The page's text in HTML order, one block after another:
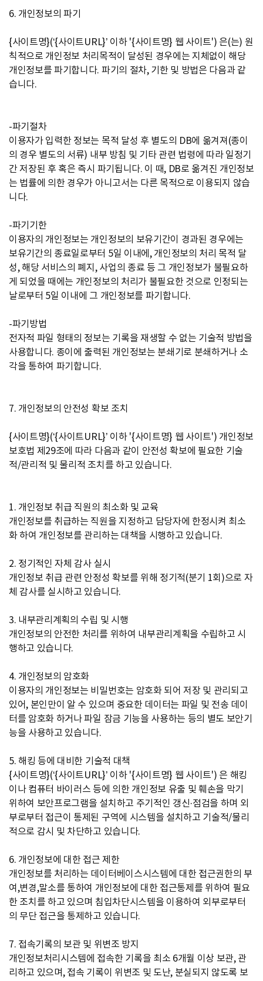
6. 개인정보의 파기
{사이트명}(‘{사이트URL}’ 이하 '{사이트명} 웹 사이트') 은(는) 원
칙적으로 개인정보 처리목적이 달성된 경우에는 지체없이 해당
개인정보를 파기합니다. 파기의 절차, 기한 및 방법은 다음과 같
습니다.
-파기절차
이용자가 입력한 정보는 목적 달성 후 별도의 DB에 옮겨져(종이
의 경우 별도의 서류) 내부 방침 및 기타 관련 법령에 따라 일정기
간 저장된 후 혹은 즉시 파기됩니다. 이 때, DB로 옮겨진 개인정보
는 법률에 의한 경우가 아니고서는 다른 목적으로 이용되지 않습
니다.
-파기기한
이용자의 개인정보는 개인정보의 보유기간이 경과된 경우에는
보유기간의 종료일로부터 5일 이내에, 개인정보의 처리 목적 달
성, 해당 서비스의 폐지, 사업의 종료 등 그 개인정보가 불필요하
게 되었을 때에는 개인정보의 처리가 불필요한 것으로 인정되는
날로부터 5일 이내에 그 개인정보를 파기합니다.
-파기방법
전자적 파일 형태의 정보는 기록을 재생할 수 없는 기술적 방법을
사용합니다. 종이에 출력된 개인정보는 분쇄기로 분쇄하거나 소
각을 통하여 파기합니다.
7. 개인정보의 안전성 확보 조치
{사이트명}(‘{사이트URL}’ 이하 '{사이트명} 웹 사이트') 개인정보
보호법 제29조에 따라 다음과 같이 안전성 확보에 필요한 기술
적/관리적 및 물리적 조치를 하고 있습니다.
1. 개인정보 취급 직원의 최소화 및 교육
개인정보를 취급하는 직원을 지정하고 담당자에 한정시켜 최소
화 하여 개인정보를 관리하는 대책을 시행하고 있습니다.
2. 정기적인 자체 감사 실시
개인정보 취급 관련 안정성 확보를 위해 정기적(분기 1회)으로 자
체 감사를 실시하고 있습니다.
3. 내부관리계획의 수립 및 시행
개인정보의 안전한 처리를 위하여 내부관리계획을 수립하고 시
행하고 있습니다.
4. 개인정보의 암호화
이용자의 개인정보는 비밀번호는 암호화 되어 저장 및 관리되고
있어, 본인만이 알 수 있으며 중요한 데이터는 파일 및 전송 데이
터를 암호화 하거나 파일 잠금 기능을 사용하는 등의 별도 보안기
능을 사용하고 있습니다.
5. 해킹 등에 대비한 기술적 대책
{사이트명}(‘{사이트URL}’ 이하 '{사이트명} 웹 사이트') 은 해킹
이나 컴퓨터 바이러스 등에 의한 개인정보 유출 및 훼손을 막기
위하여 보안프로그램을 설치하고 주기적인 갱신·점검을 하며 외
부로부터 접근이 통제된 구역에 시스템을 설치하고 기술적/물리
적으로 감시 및 차단하고 있습니다.
6. 개인정보에 대한 접근 제한
개인정보를 처리하는 데이터베이스시스템에 대한 접근권한의 부
여,변경,말소를 통하여 개인정보에 대한 접근통제를 위하여 필요
한 조치를 하고 있으며 침입차단시스템을 이용하여 외부로부터
의 무단 접근을 통제하고 있습니다.
7. 접속기록의 보관 및 위변조 방지
개인정보처리시스템에 접속한 기록을 최소 6개월 이상 보관, 관
리하고 있으며, 접속 기록이 위변조 및 도난, 분실되지 않도록 보